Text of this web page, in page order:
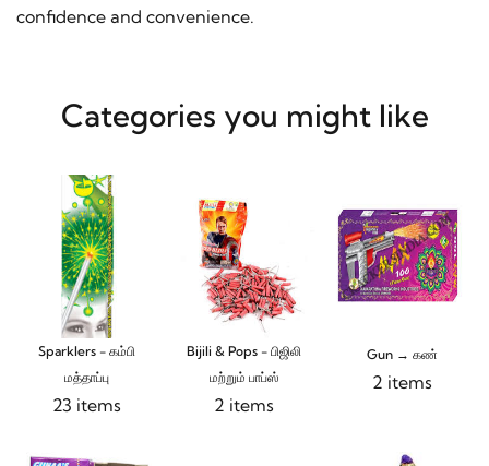
confidence and convenience.
Categories you might like
Sparklers - கம்பி
மத்தாப்பு
23 items
Bijili & Pops - பிஜிலி
மற்றும் பாப்ஸ்
2 items
Gun → கண்
2 items